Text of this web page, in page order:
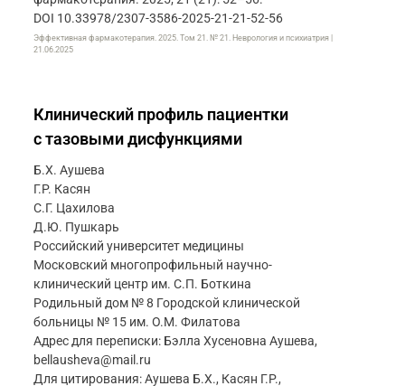
DOI 10.33978/2307-3586-2025-21-21-52-56
Эффективная фармакотерапия. 2025. Том 21. № 21. Неврология и психиатрия |
21.06.2025
Клинический профиль пациентки
с тазовыми дисфункциями
Б.Х. Аушева
Г.Р. Касян
С.Г. Цахилова
Д.Ю. Пушкарь
Российский университет медицины
Московский многопрофильный научно-
клинический центр им. С.П. Боткина
Родильный дом № 8 Городской клинической
больницы № 15 им. О.М. Филатова
Адрес для переписки: Бэлла Хусеновна Аушева,
bellausheva@mail.ru
Для цитирования: Аушева Б.Х., Касян Г.Р.,